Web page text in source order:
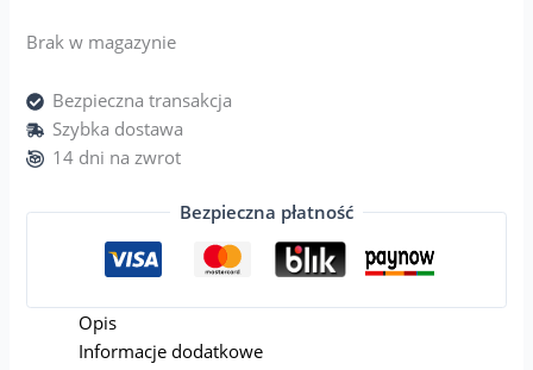
Brak w magazynie
Bezpieczna transakcja
Szybka dostawa
14 dni na zwrot
Bezpieczna płatność
Opis
Informacje dodatkowe